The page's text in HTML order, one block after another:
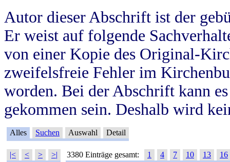
Autor dieser Abschrift ist der
Er weist auf folgende
von einer Kopie des Original-
zweifelsfreie Fehler im
worden. Bei der Abschrift kann
gekommen sein. Deshalb wird
Alles Suchen Auswahl Detail
|< < > >| 3380 Einträge gesamt: 1 4 7 10 13
16